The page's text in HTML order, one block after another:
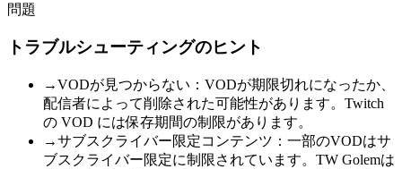
問題
トラブルシューティングのヒント
→VODが見つからない：VODが期限切れになったか、
配信者によって削除された可能性があります。Twitch
の VOD には保存期間の制限があります。
→サブスクライバー限定コンテンツ：一部のVODはサ
ブスクライバー限定に制限されています。TW Golemは